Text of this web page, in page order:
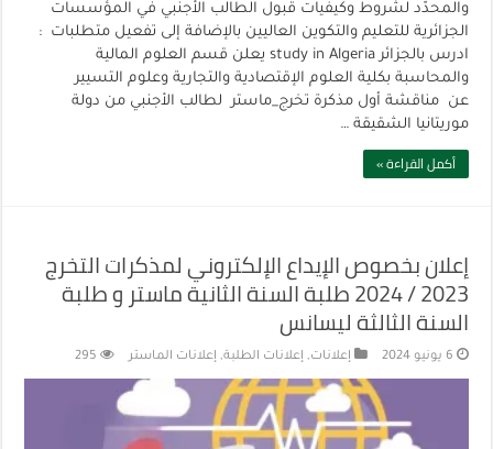
والمحدّد لشروط وكيفيات قبول الطالب الأجنبي في المؤسسات
الجزائرية للتعليم والتكوين العاليين بالإضافة إلى تفعيل متطلبات :
ادرس بالجزائر study in Algeria يعلن قسم العلوم المالية
والمحاسبة بكلية العلوم الإقتصادية والتجارية وعلوم التسيير
عن مناقشة أول مذكرة تخرج_ماستر لطالب الأجنبي من دولة
موريتانيا الشقيقة …
أكمل القراءة »
إعلان بخصوص الإيداع الإلكتروني لمذكرات التخرج
2023 / 2024 طلبة السنة الثانية ماستر و طلبة
السنة الثالثة ليسانس
6 يونيو 2024 إعلانات, إعلانات الطلبة, إعلانات الماستر 295